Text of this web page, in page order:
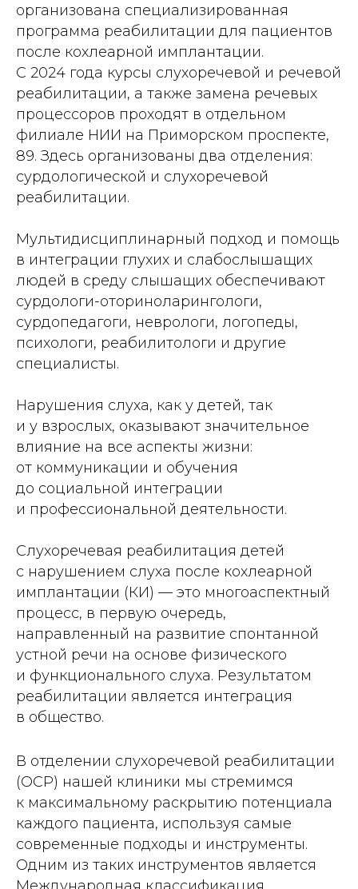
организована специализированная
программа реабилитации для пациентов
после кохлеарной имплантации.
С 2024 года курсы слухоречевой и речевой
реабилитации, а также замена речевых
процессоров проходят в отдельном
филиале НИИ на Приморском проспекте,
89. Здесь организованы два отделения:
сурдологической и слухоречевой
реабилитации.
Мультидисциплинарный подход и помощь
в интеграции глухих и слабослышащих
людей в среду слышащих обеспечивают
сурдологи-­оториноларингологи,
сурдопедагоги, неврологи, логопеды,
психологи, реабилитологи и другие
специалисты.
Нарушения слуха, как у детей, так
и у взрослых, оказывают значительное
влияние на все аспекты жизни:
от коммуникации и обучения
до социальной интеграции
и профессиональной деятельности.
Слухоречевая реабилитация детей
с нарушением слуха после кохлеарной
имплантации (КИ) — это многоаспектный
процесс, в первую очередь,
направленный на развитие спонтанной
устной речи на основе физического
и функционального слуха. Результатом
реабилитации является интеграция
в общество.
В отделении слухоречевой реабилитации
(ОСР) нашей клиники мы стремимся
к максимальному раскрытию потенциала
каждого пациента, используя самые
современные подходы и инструменты.
Одним из таких инструментов является